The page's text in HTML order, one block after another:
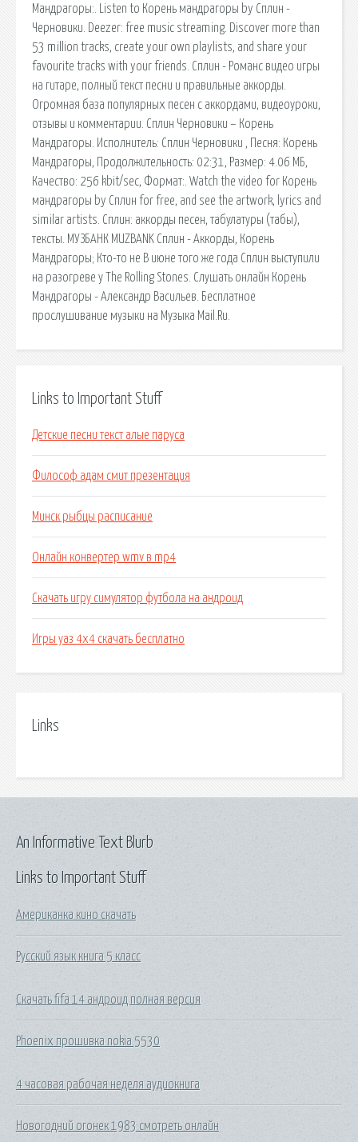
Мандрагоры:. Listen to Корень мандрагоры by Сплин -
Черновики. Deezer: free music streaming. Discover more than
53 million tracks, create your own playlists, and share your
favourite tracks with your friends. Сплин - Романс видео игры
на гитаре, полный текст песни и правильные аккорды.
Огромная база популярных песен с аккордами, видеоуроки,
отзывы и комментарии. Сплин Черновики – Корень
Мандрагоры. Исполнитель: Сплин Черновики , Песня: Корень
Мандрагоры, Продолжительность: 02:31, Размер: 4.06 МБ,
Качество: 256 kbit/sec, Формат:. Watch the video for Корень
мандрагоры by Сплин for free, and see the artwork, lyrics and
similar artists. Сплин: аккорды песен, табулатуры (табы),
тексты. МУЗБАНК MUZBANK Сплин - Аккорды, Корень
Мандрагоры; Кто-то не В июне того же года Сплин выступили
на разогреве у The Rolling Stones. Слушать онлайн Корень
Мандрагоры - Александр Васильев. Бесплатное
прослушивание музыки на Музыка Mail.Ru.
Links to Important Stuff
Детские песни текст алые паруса
Философ адам смит презентация
Минск рыбцы расписание
Онлайн конвертер wmv в mp4
Скачать игру симулятор футбола на андроид
Игры уаз 4х4 скачать бесплатно
Links
Links to Important Stuff
Американка кино скачать
Русский язык книга 5 класс
Скачать fifa 14 андроид полная версия
Phoenix прошивка nokia 5530
4 часовая рабочая неделя аудиокнига
Новогодний огонек 1983 смотреть онлайн
An Informative Text Blurb